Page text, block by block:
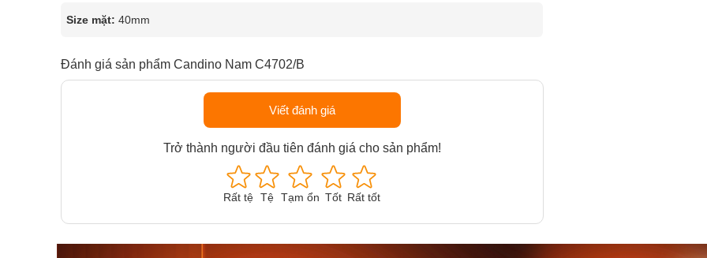
Size mặt: 40mm
Đánh giá sản phẩm Candino Nam C4702/B
Viết đánh giá
Trở thành người đầu tiên đánh giá cho sản phẩm!
Rất tệ Tệ Tạm ổn Tốt Rất tốt